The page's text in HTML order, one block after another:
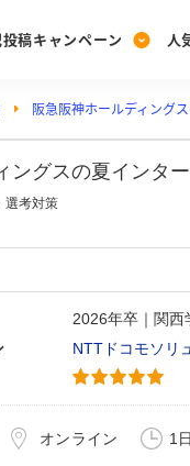
稿キャンペーン
Post
投稿する
人
Ranking
ランキングを見る
Vote
投票する
PickUp
注目の企業特集
動画で知ろう！
阪急阪神ホールディング
ングスの夏インタ
選考対策
2026年卒｜関西
NTTドコモソリ
オンライン 1